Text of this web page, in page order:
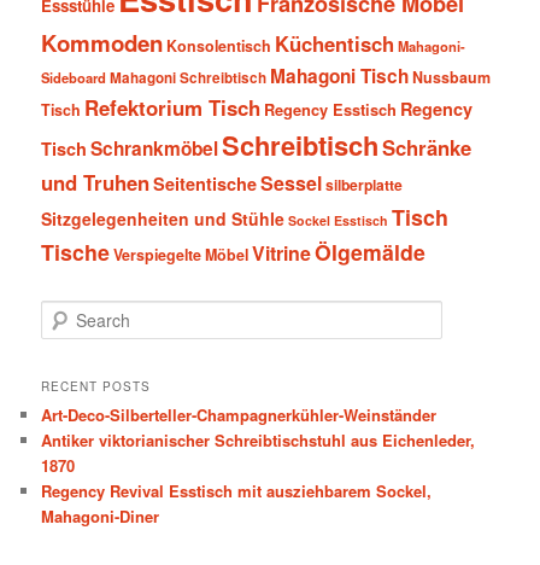
Essstühle
Kommoden Konsolentisch Küchentisch Mahagoni-
SideboardMahagoni Schreibtisch Mahagoni TischNussbaum
Tisch Refektorium Tisch Regency Esstisch Regency
Tisch SchrankmöbelSchreibtischSchränke
und TruhenSeitentischeSesselsilberplatte
Sitzgelegenheiten und Stühle Sockel Esstisch Tisch
TischeVerspiegelte MöbelVitrineÖlgemälde
e
r
h
RECENT POSTS
Art-Deco-Silberteller-Champagnerkühler-Weinständer
Antiker viktorianischer Schreibtischstuhl aus Eichenleder,
1870
Regency Revival Esstisch mit ausziehbarem Sockel,
Mahagoni-Diner